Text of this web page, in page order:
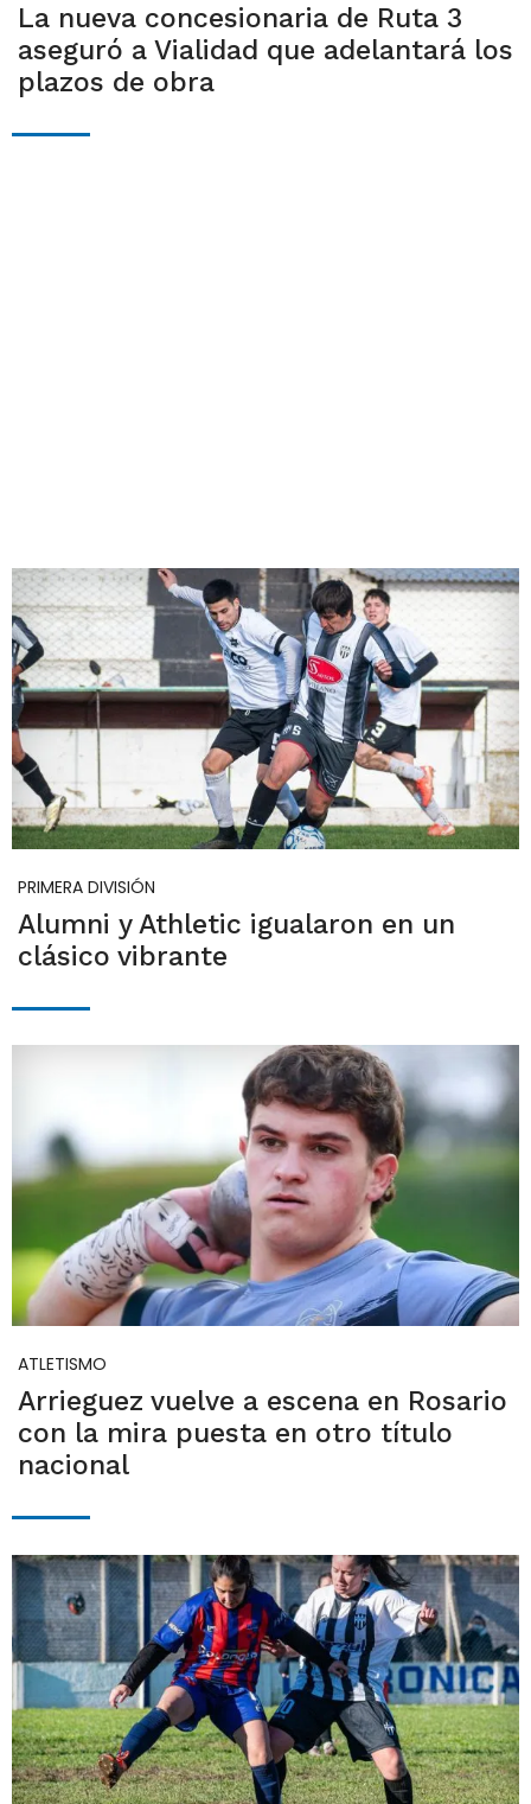
La nueva concesionaria de Ruta 3
aseguró a Vialidad que adelantará los
plazos de obra
PRIMERA DIVISIÓN
Alumni y Athletic igualaron en un
clásico vibrante
ATLETISMO
Arrieguez vuelve a escena en Rosario
con la mira puesta en otro título
nacional